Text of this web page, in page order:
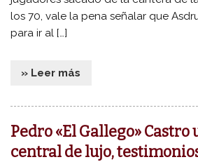
los 70, vale la pena señalar que
para ir al […]
» Leer más
Pedro «El Gallego» Castro
central de lujo,